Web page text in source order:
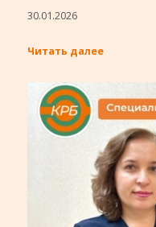
30.01.2026
Читать далее